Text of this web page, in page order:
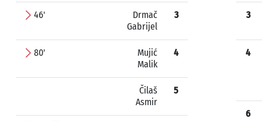
46'
Drmač
Gabrijel
3
80'
Mujić
Malik
4
Čilaš
Asmir
5
3
4
6